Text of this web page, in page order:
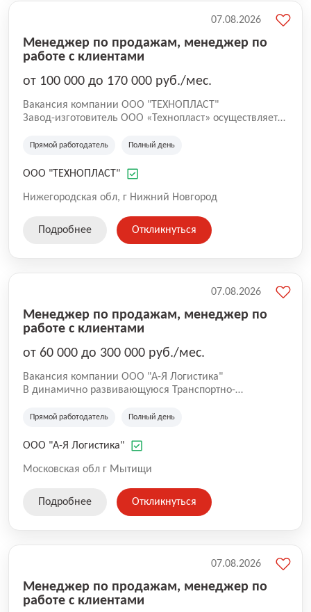
Менеджер по продажам, менеджер по
работе с клиентами
от 100 000 до 170 000 руб./мес.
Вакансия компании ООО "ТЕХНОПЛАСТ"
Завод-изготовитель ООО «Технопласт» осуществляет
пластмассовых деталей экстерьера и интерьера для
сертификаты соответствия, выданные Госстандартом
Прямой работодатель Полный день
ООО "ТЕХНОПЛАСТ"
Нижегородская обл, г Нижний Новгород
07.08.2026
Подробнее Откликнуться
Менеджер по продажам, менеджер по
работе с клиентами
от 60 000 до 300 000 руб./мес.
Вакансия компании ООО "А-Я Логистика"
В динамично развивающуюся Транспортно-
набор на магистральное направление Москва –
направлении составляет 35 000 км в месяц.
Прямой работодатель Полный день
ООО "А-Я Логистика"
Московская обл г Мытищи
07.08.2026
Подробнее Откликнуться
Менеджер по продажам, менеджер по
работе с клиентами
07.08.2026